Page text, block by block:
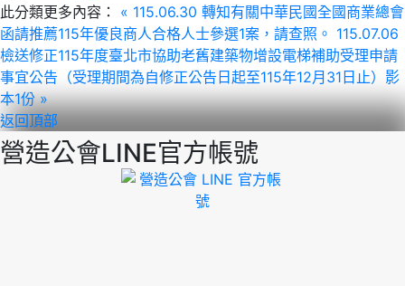
此分類更多內容：
« 115.06.30 轉知有關中華民國全國商業總會
函請推薦115年優良商人合格人士參選1案，請查照。 115.07.06
檢送修正115年度臺北市協助老舊建築物增設電梯補助受理申請
事宜公告（受理期間為自修正公告日起至115年12月31日止）影
本1份 »
返回頂部
營造公會LINE官方帳號